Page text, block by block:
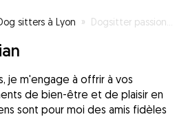
sitters à Lyon » Dogsitter passionné et attentionné
je m'engage à offrir à vos
de bien-être et de plaisir en
sont pour moi des amis fidèles